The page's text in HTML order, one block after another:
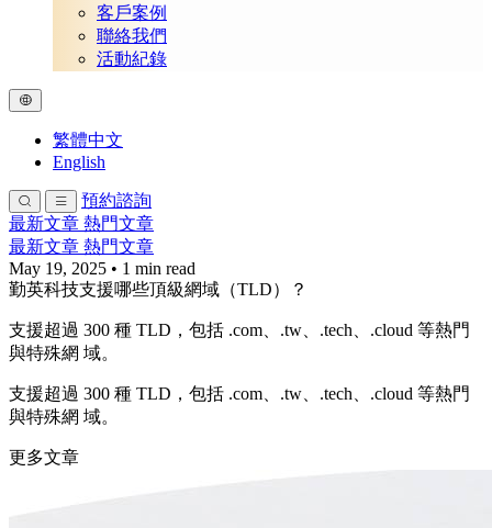
客戶案例
聯絡我們
活動紀錄
繁體中文
English
預約諮詢
最新文章 熱門文章
最新文章 熱門文章
May 19, 2025 • 1 min read
勤英科技支援哪些頂級網域（TLD）？
支援超過 300 種 TLD，包括 .com、.tw、.tech、.cloud 等熱門
與特殊網 域。
支援超過 300 種 TLD，包括 .com、.tw、.tech、.cloud 等熱門
與特殊網 域。
更多文章